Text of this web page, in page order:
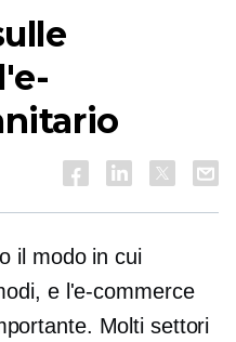
il modo in cui
e l'e-commerce
Molti settori